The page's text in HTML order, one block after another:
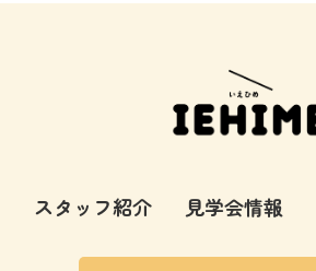
スタッフ紹介 見学会情報